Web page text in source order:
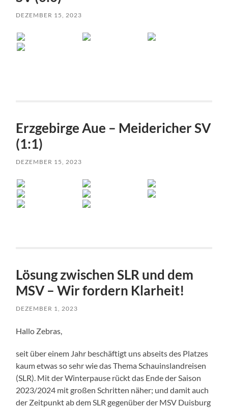
DEZEMBER 15, 2023
Erzgebirge Aue – Meidericher SV
(1:1)
DEZEMBER 15, 2023
Lösung zwischen SLR und dem
MSV – Wir fordern Klarheit!
DEZEMBER 1, 2023
Hallo Zebras,
seit über einem Jahr beschäftigt uns abseits des Platzes
kaum etwas so sehr wie das Thema Schauinslandreisen
(SLR). Mit der Winterpause rückt das Ende der Saison
2023/2024 mit großen Schritten näher; und damit auch
der Zeitpunkt ab dem SLR gegenüber der MSV Duisburg